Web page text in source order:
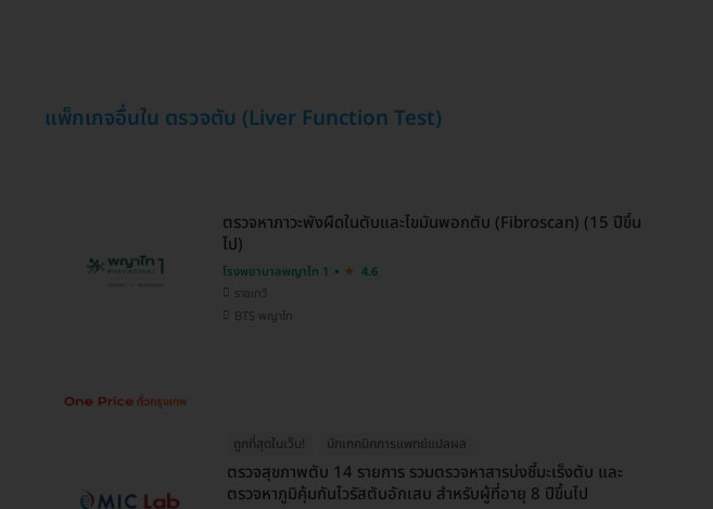
แพ็กเกจอื่นใน ตรวจตับ (Liver Function Test)
ตรวจหาภาวะพังผืดในตับและไขมันพอกตับ (Fibroscan) (15 ปีขึ้น
ไป)
โรงพยาบาลพญาไท 1
4.6
ราชเทวี
BTS พญาไท
ถูกที่สุดในเว็บ! นักเทคนิคการแพทย์แปลผล
ตรวจสุขภาพตับ 14 รายการ รวมตรวจหาสารบ่งชี้มะเร็งตับ และ
ตรวจหาภูมิคุ้มกันไวรัสตับอักเสบ สำหรับผู้ที่อายุ 8 ปีขึ้นไป